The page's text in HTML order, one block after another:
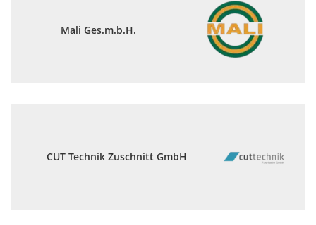
Mali Ges.m.b.H.
CUT Technik Zuschnitt GmbH